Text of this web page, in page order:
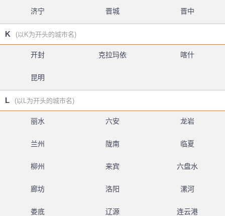
济宁 晋城 晋中
K (以K为开头的城市名)
开封 克拉玛依 喀什
昆明
L (以L为开头的城市名)
丽水 六安 龙岩
兰州 陇南 临夏
柳州 来宾 六盘水
廊坊 洛阳 漯河
娄底 辽源 连云港